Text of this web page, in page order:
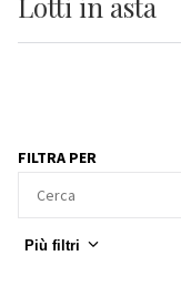
FILTRA PER
Più filtri